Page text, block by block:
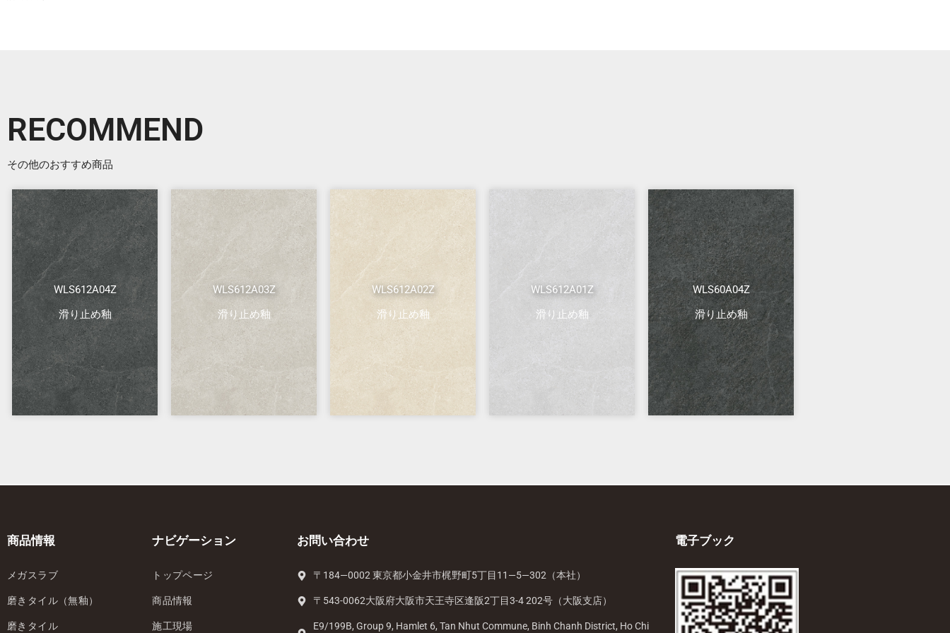
RECOMMEND
その他のおすすめ商品
WLS612A04Z
滑り止め釉
WLS612A03Z
滑り止め釉
WLS612A02Z
滑り止め釉
WLS612A01Z
滑り止め釉
WLS60A04Z
滑り止め釉
商品情報
メガスラブ
磨きタイル（無釉）
磨きタイル
ナビゲーション
トップページ
商品情報
施工現場
お問い合わせ
〒184—0002 東京都小金井市梶野町5丁目11—5—302（本社）
〒543-0062大阪府大阪市天王寺区逢阪2丁目3-4 202号（大阪支店）
E9/199B, Group 9, Hamlet 6, Tan Nhut Commune, Binh Chanh District, Ho Chi
電子ブック